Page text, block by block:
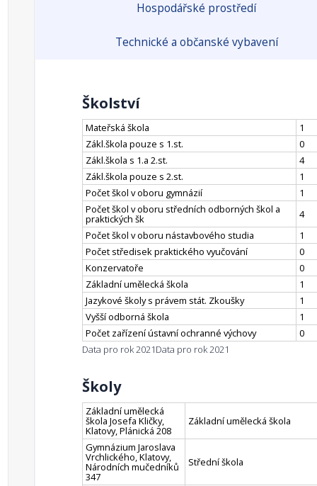
Hospodářské prostředí
Technické a občanské vybavení
Školství
Mateřská škola
1
Zákl.škola pouze s 1.st.
0
Zákl.škola s 1.a 2.st.
4
Zákl.škola pouze s 2.st.
1
Počet škol v oboru gymnázií
1
Počet škol v oboru středních odborných škol a
praktických šk
4
Počet škol v oboru nástavbového studia
1
Počet středisek praktického vyučování
0
Konzervatoře
0
Základní umělecká škola
1
Jazykové školy s právem stát. Zkoušky
1
Vyšší odborná škola
1
Počet zařízení ústavní ochranné výchovy
0
Data pro rok 2021Data pro rok 2021
Školy
Základní umělecká
škola Josefa Kličky,
Klatovy, Plánická 208
Základní umělecká škola
Gymnázium Jaroslava
Vrchlického, Klatovy,
Národních mučedníků
347
Střední škola